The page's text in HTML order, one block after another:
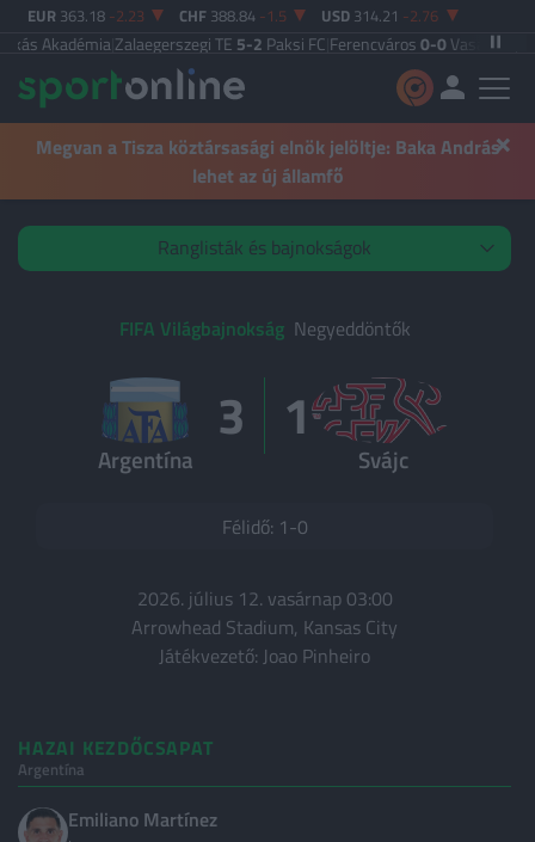
EUR 363.18 -2.23 CHF 388.84 -1.5 USD 314.21 -2.76
Akadémia|Zalaegerszegi TE5-2 Paksi FC|Ferencváros0-0Vasas FC Győri
Megvan a Tisza köztársasági elnök jelöltje: Baka András
lehet az új államfő
×
Ranglisták és bajnokságok
OTP Bank Liga
Európa Liga
Nemzetek Ligája
FIFA Világbajnokság Negyeddöntők
Argentína
3 1
Svájc
Félidő: 1-0
2026. július 12. vasárnap 03:00
Arrowhead Stadium, Kansas City
Játékvezető: Joao Pinheiro
HAZAI KEZDŐCSAPAT
Argentína
Emiliano Martínez